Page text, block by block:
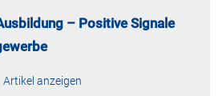
– Positive Signale
Artikel anzeigen